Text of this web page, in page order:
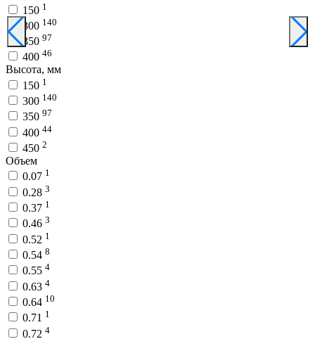
150 1
300 140
350 97
400 46
Высота, мм
150 1
300 140
350 97
400 44
450 2
Объем
0.07 1
0.28 3
0.37 1
0.46 3
0.52 1
0.54 8
0.55 4
0.63 4
0.64 10
0.71 1
0.72 4